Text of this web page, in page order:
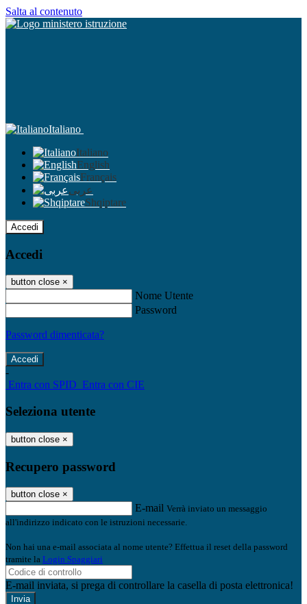
Salta al contenuto
Italiano
Italiano
English
Français
عربى
Shqiptare
Accedi
Accedi
button close ×
Nome Utente
Password
Password dimenticata?
-
Entra con SPID Entra con CIE
Seleziona utente
button close ×
Recupero password
button close ×
E-mail Verrà inviato un messaggio
all'indirizzo indicato con le istruzioni necessarie.
Non hai una e-mail associata al nome utente? Effettua il reset della password
tramite la Login Spaggiari
E-mail inviata, si prega di controllare la casella di posta elettronica!